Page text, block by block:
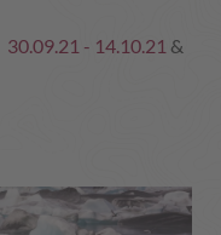
30.09.21 - 14.10.21 &